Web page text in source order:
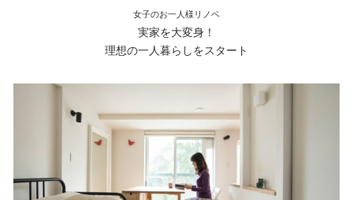
女子のお一人様リノベ
実家を大変身！
理想の一人暮らしをスタート